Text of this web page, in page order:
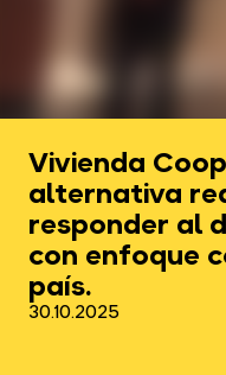
Vivienda
alternativa
responder al
con enfoque
país.
30.10.2025